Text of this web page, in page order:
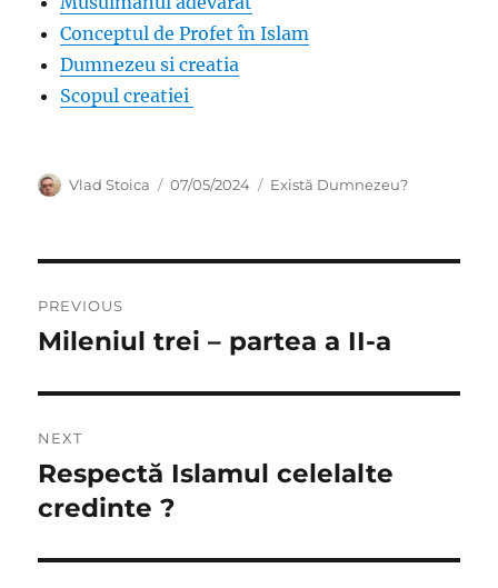
Conceptul de Profet în Islam
Dumnezeu si creatia
Scopul creatiei
Author
Vlad Stoica
Posted
07/05/2024 Categories
Există Dumnezeu?
navigation
PREVIOUS
Previous
Mileniul trei – partea a II-a
NEXT
Next
post:
Respectă Islamul celelalte
credinte ?